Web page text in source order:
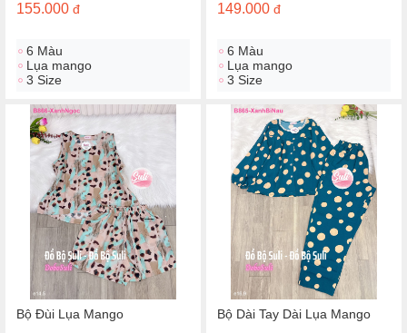
155.000 đ
6 Màu
Lụa mango
3 Size
149.000 đ
6 Màu
Lụa mango
3 Size
Bộ Đùi Lụa Mango Bộ Dài Tay Dài Lụa Mango